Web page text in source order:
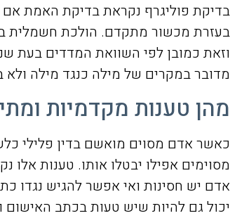
בדיקת פוליגרף נקראת בדיקת האמת אם
בעזרת מכשור מתקדם. הולכת חשמלית
וזאת כמובן לפי השוואת המדדים בעת
מדובר במקרים של מילה כנגד מילה ולא
מהן טענות מקדמיות
כאשר אדם מסוים מואשם בדין פלילי
מסוימים אפילו יבטלו אותו. טענות
אדם יש חסינות ואי אפשר להגיש נגדו
יכול גם להיות שיש טעות בכתב